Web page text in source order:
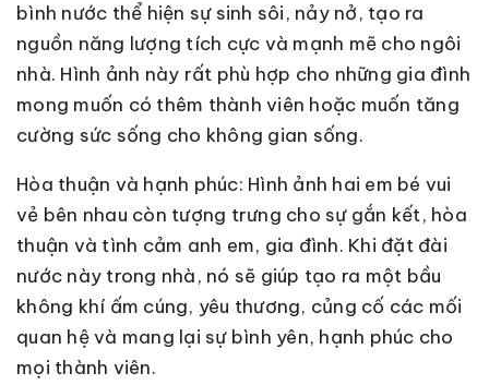
bình nước thể hiện sự sinh sôi, nảy nở, tạo ra
nguồn năng lượng tích cực và mạnh mẽ cho ngôi
nhà. Hình ảnh này rất phù hợp cho những gia đình
mong muốn có thêm thành viên hoặc muốn tăng
cường sức sống cho không gian sống.
Hòa thuận và hạnh phúc: Hình ảnh hai em bé vui
vẻ bên nhau còn tượng trưng cho sự gắn kết, hòa
thuận và tình cảm anh em, gia đình. Khi đặt đài
nước này trong nhà, nó sẽ giúp tạo ra một bầu
không khí ấm cúng, yêu thương, củng cố các mối
quan hệ và mang lại sự bình yên, hạnh phúc cho
mọi thành viên.